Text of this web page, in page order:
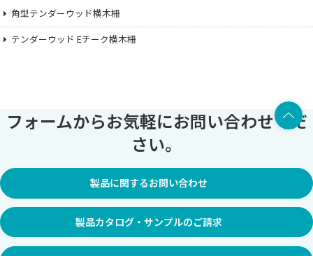
角型テンダーウッド横木柵
テンダーウッド Eチーク横木柵
フォームからお気軽にお問い合わせくだ
さい。
製品に関するお問い合わせ
製品カタログ・サンプルのご請求